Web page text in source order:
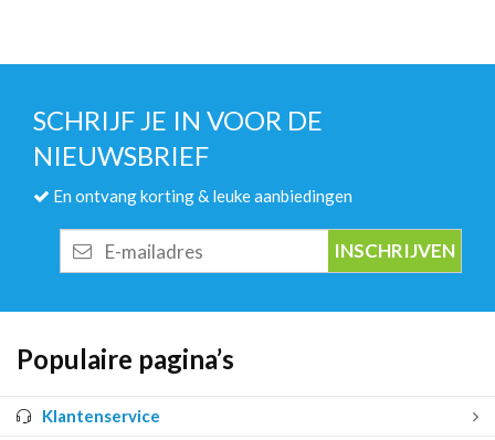
SCHRIJF JE IN VOOR DE
NIEUWSBRIEF
En ontvang korting & leuke aanbiedingen
mailadres
Populaire pagina’s
Klantenservice